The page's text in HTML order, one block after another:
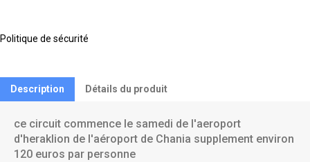
Politique de sécurité
Description Détails du produit
ce circuit commence le samedi de l'aeroport
d'heraklion de l'aéroport de Chania supplement environ
120 euros par personne